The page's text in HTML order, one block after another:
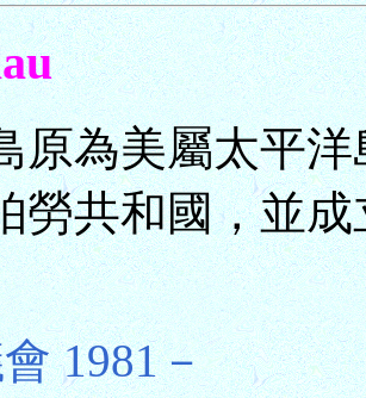
原為美屬太平
勞共和國，並
1981－